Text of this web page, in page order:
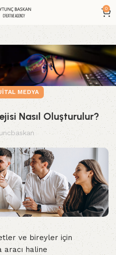
0
MEDYA
Nasıl Oluşturulur?
ve bireyler için
haline